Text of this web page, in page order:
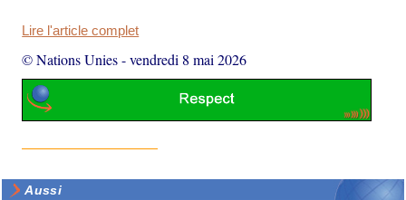
Lire l'article complet
© Nations Unies-vendredi 8 mai 2026
Aussi